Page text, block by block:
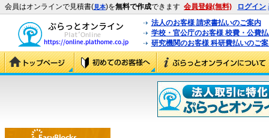
会員はオンラインで見積書(見本)を無料で作成できます 会員登録(無料) ログイン
法人のお客様 請求書払いのご案内
学校・官公庁のお客様 校費・公費
研究機関のお客様 科研費払いのご